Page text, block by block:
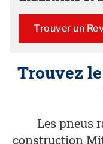
Trouver un
Trouvez
Les pneus
construction